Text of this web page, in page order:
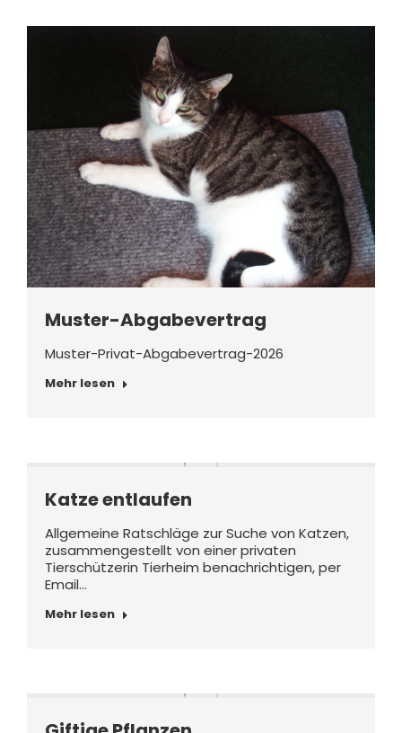
Muster-Abgabevertrag
Muster-Privat-Abgabevertrag-2026
Mehr lesen
Katze entlaufen
Allgemeine Ratschläge zur Suche von Katzen,
zusammengestellt von einer privaten
Tierschützerin Tierheim benachrichtigen, per
Email…
Mehr lesen